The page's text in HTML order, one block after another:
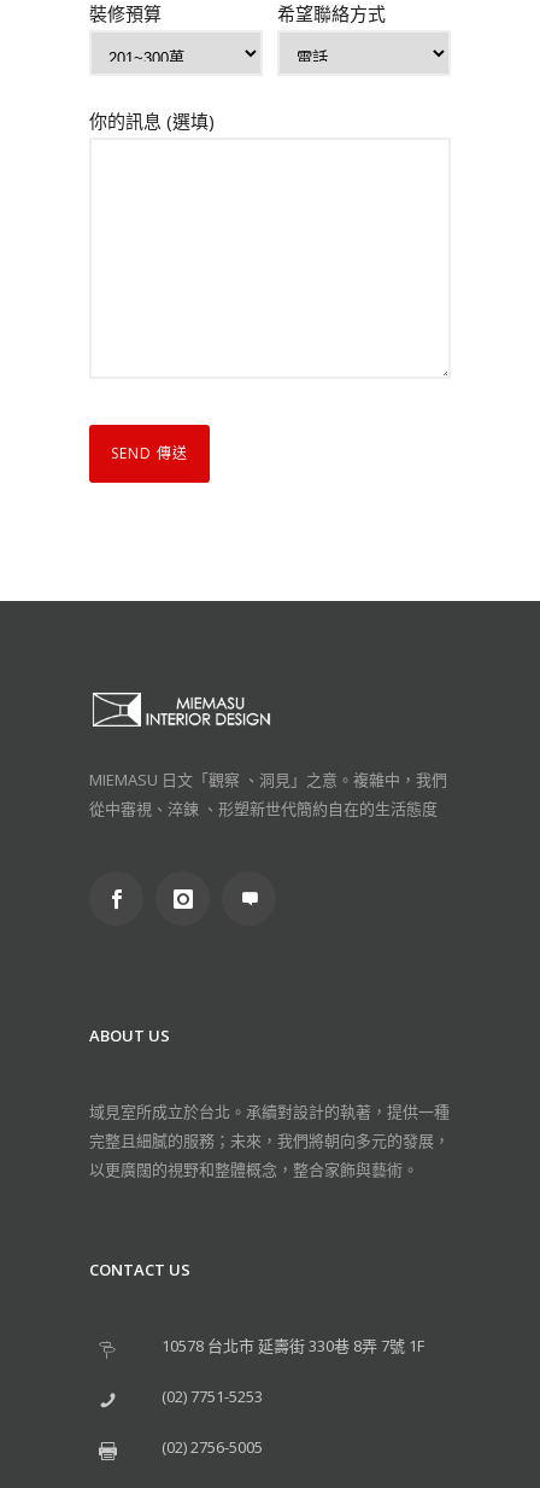
裝修預算 希望聯絡方式
你的訊息 (選填)
MIEMASU 日文「觀察 、洞見」之意。複雜中，我們
從中審視、淬鍊 、形塑新世代簡約自在的生活態度
ABOUT US
域見室所成立於台北。承續對設計的執著，提供一種
完整且細膩的服務；未來，我們將朝向多元的發展，
以更廣闊的視野和整體概念，整合家飾與藝術。
CONTACT US
10578 台北市 延壽街 330巷 8弄 7號 1F
(02) 7751-5253
(02) 2756-5005